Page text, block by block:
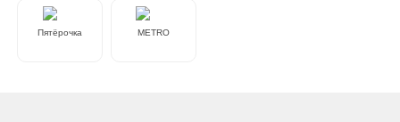
Пятёрочка METRO